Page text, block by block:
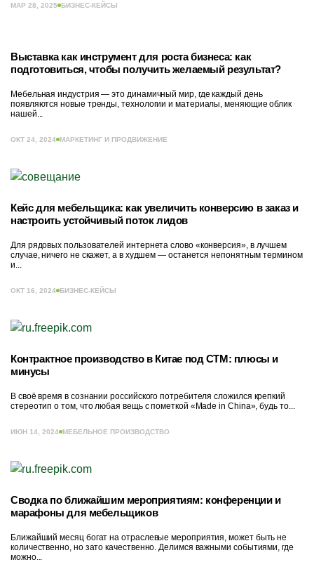
МАР 28, 2025 БИЗНЕС-КЕЙСЫ
Выставка как инструмент для роста бизнеса: как
подготовиться, чтобы получить желаемый результат?
Мебельная индустрия — это динамичный мир, где каждый день
появляются новые тренды, технологии и материалы, меняющие облик
нашей...
ОКТ 24, 2024 МАРКЕТИНГ И ПРОДВИЖЕНИЕ
Кейс для мебельщика: как увеличить конверсию в заказ и
настроить устойчивый поток лидов
Для рядовых пользователей интернета слово «конверсия», в лучшем
случае, ничего не скажет, а в худшем — останется непонятным термином
и...
ОКТ 16, 2024 БИЗНЕС-КЕЙСЫ
Контрактное производство в Китае под СТМ: плюсы и
минусы
В своё время в сознании российского потребителя сложился крепкий
стереотип о том, что любая вещь с пометкой «Made in China», будь то...
ИЮН 14, 2024 МЕБЕЛЬНОЕ ПРОИЗВОДСТВО
Сводка по ближайшим мероприятиям: конференции и
марафоны для мебельщиков
Ближайший месяц богат на отраслевые мероприятия, может быть не
количественно, но зато качественно. Делимся важными событиями, где
можно...